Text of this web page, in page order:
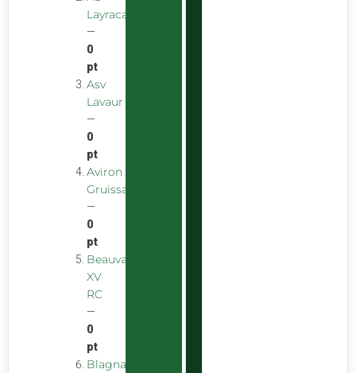
Layracaise
—
0
pt
Asv
Lavaur
—
0
pt
Aviron
Gruissanais
—
0
pt
Beauvais
XV
RC
—
0
pt
Blagnac